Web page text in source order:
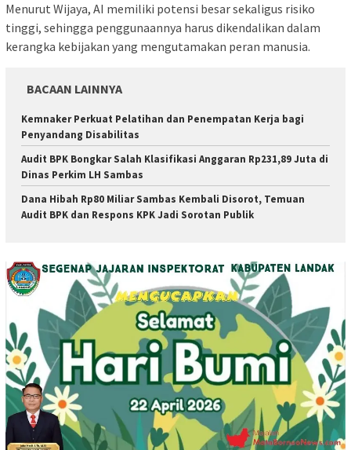
Menurut Wijaya, AI memiliki potensi besar sekaligus risiko
tinggi, sehingga penggunaannya harus dikendalikan dalam
kerangka kebijakan yang mengutamakan peran manusia.
BACAAN LAINNYA
Kemnaker Perkuat Pelatihan dan Penempatan Kerja bagi
Penyandang Disabilitas
Audit BPK Bongkar Salah Klasifikasi Anggaran Rp231,89 Juta di
Dinas Perkim LH Sambas
Dana Hibah Rp80 Miliar Sambas Kembali Disorot, Temuan
Audit BPK dan Respons KPK Jadi Sorotan Publik